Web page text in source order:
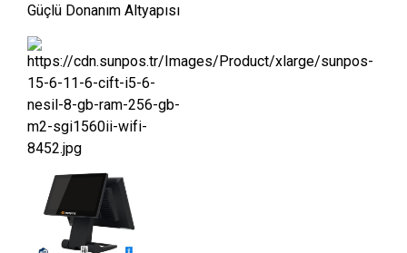
Güçlü Donanım Altyapısı